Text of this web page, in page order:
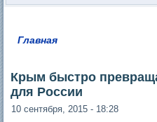
Главная
Крым быстро
для России
10 сентября, 2015 - 18:28